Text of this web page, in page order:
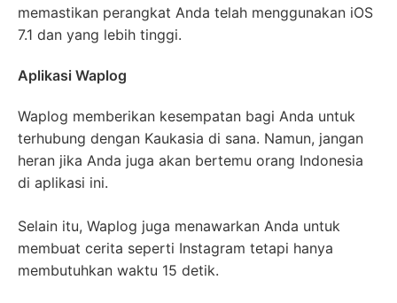
memastikan perangkat Anda telah menggunakan iOS
7.1 dan yang lebih tinggi.
Aplikasi Waplog
Waplog memberikan kesempatan bagi Anda untuk
terhubung dengan Kaukasia di sana. Namun, jangan
heran jika Anda juga akan bertemu orang Indonesia
di aplikasi ini.
Selain itu, Waplog juga menawarkan Anda untuk
membuat cerita seperti Instagram tetapi hanya
membutuhkan waktu 15 detik.